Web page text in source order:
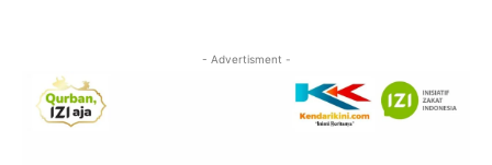
- Advertisment -